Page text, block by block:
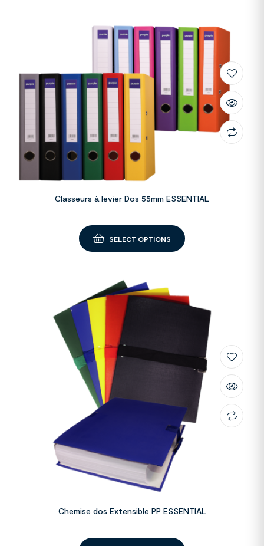
Classeurs à levier Dos 55mm ESSENTIAL
SELECT OPTIONS
Chemise dos Extensible PP ESSENTIAL